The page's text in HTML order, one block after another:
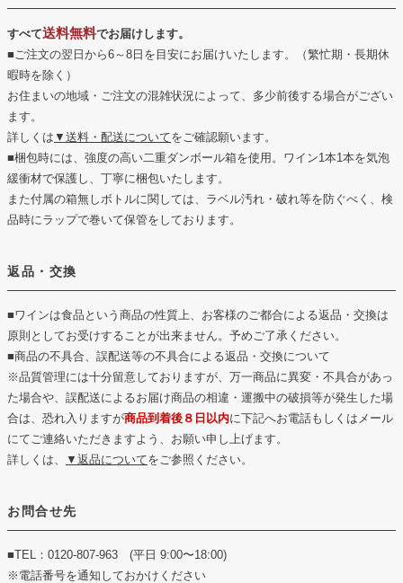
すべて送料無料でお届けします。
■ご注文の翌日から6～8日を目安にお届けいたします。（繁忙期・長期休
暇時を除く）
お住まいの地域・ご注文の混雑状況によって、多少前後する場合がござい
ます。
詳しくは ▼送料・配送についてをご確認願います。
■梱包時には、強度の高い二重ダンボール箱を使用。ワイン1本1本を気泡
緩衝材で保護し、丁寧に梱包いたします。
また付属の箱無しボトルに関しては、ラベル汚れ・破れ等を防ぐべく、検
品時にラップで巻いて保管をしております。
返品・交換
■ワインは食品という商品の性質上、お客様のご都合による返品・交換は
原則としてお受けすることが出来ません。予めご了承ください。
■商品の不具合、誤配送等の不具合による返品・交換について
※品質管理には十分留意しておりますが、万一商品に異変・不具合があっ
た場合や、誤配送によるお届け商品の相違・運搬中の破損等が発生した場
合は、恐れ入りますが商品到着後８日以内に下記へお電話もしくはメール
にてご連絡いただきますよう、お願い申し上げます。
詳しくは、
▼返品についてをご参照ください。
お問合せ先
■TEL：0120-807-963 (平日 9:00〜18:00)
※電話番号を通知しておかけください